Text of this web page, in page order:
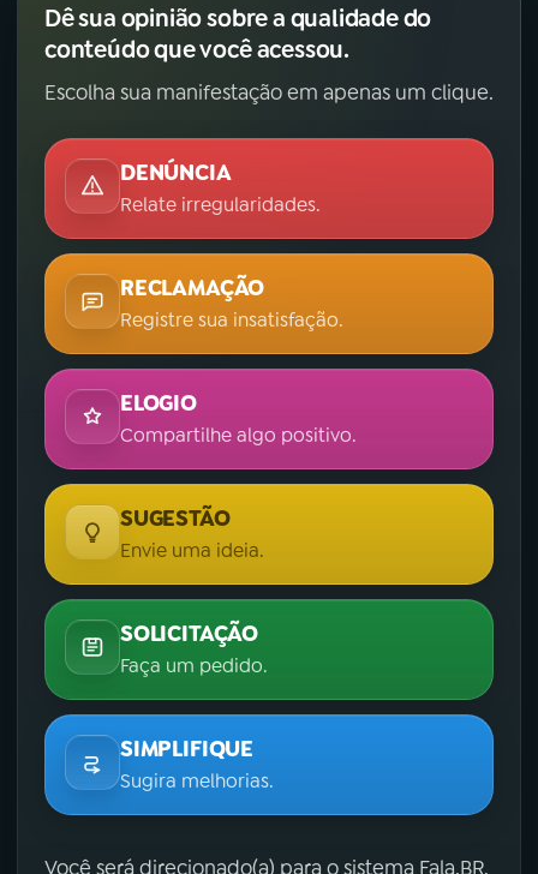
Dê sua opinião sobre a qualidade do
conteúdo que você acessou.
Escolha sua manifestação em apenas um clique.
DENÚNCIA
Relate irregularidades.
RECLAMAÇÃO
Registre sua insatisfação.
ELOGIO
Compartilhe algo positivo.
SUGESTÃO
Envie uma ideia.
SOLICITAÇÃO
Faça um pedido.
SIMPLIFIQUE
Sugira melhorias.
Você será direcionado(a) para o sistema Fala.BR,